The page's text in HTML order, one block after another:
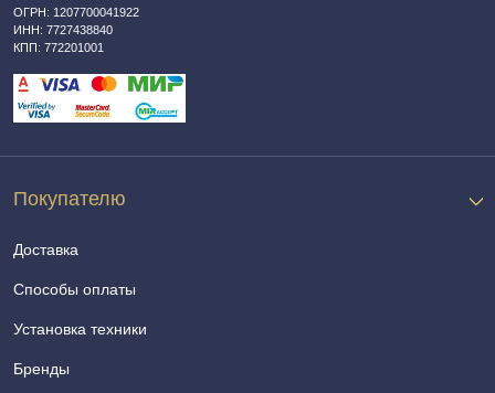
ОГРН: 1207700041922
ИНН: 7727438840
КПП: 772201001
Покупателю
Доставка
Способы оплаты
Установка техники
Бренды